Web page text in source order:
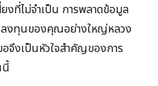
งที่ไม่จำเป็น การพลาดข้อมูล
งทุนของคุณอย่างใหญ่หลวง
จึงเป็นหัวใจสำคัญของการ